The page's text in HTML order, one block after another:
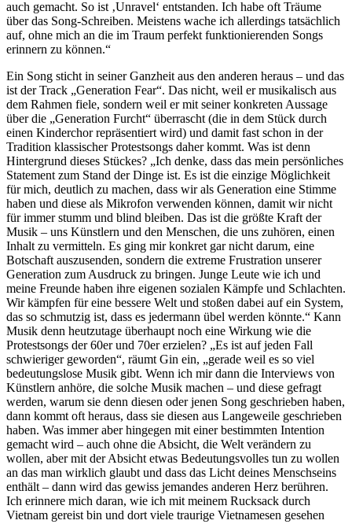
auch gemacht. So ist ‚Unravel‘ entstanden. Ich habe oft Träume
über das Song-Schreiben. Meistens wache ich allerdings tatsächlich
auf, ohne mich an die im Traum perfekt funktionierenden Songs
erinnern zu können.“
Ein Song sticht in seiner Ganzheit aus den anderen heraus – und das
ist der Track „Generation Fear“. Das nicht, weil er musikalisch aus
dem Rahmen fiele, sondern weil er mit seiner konkreten Aussage
über die „Generation Furcht“ überrascht (die in dem Stück durch
einen Kinderchor repräsentiert wird) und damit fast schon in der
Tradition klassischer Protestsongs daher kommt. Was ist denn
Hintergrund dieses Stückes? „Ich denke, dass das mein persönliches
Statement zum Stand der Dinge ist. Es ist die einzige Möglichkeit
für mich, deutlich zu machen, dass wir als Generation eine Stimme
haben und diese als Mikrofon verwenden können, damit wir nicht
für immer stumm und blind bleiben. Das ist die größte Kraft der
Musik – uns Künstlern und den Menschen, die uns zuhören, einen
Inhalt zu vermitteln. Es ging mir konkret gar nicht darum, eine
Botschaft auszusenden, sondern die extreme Frustration unserer
Generation zum Ausdruck zu bringen. Junge Leute wie ich und
meine Freunde haben ihre eigenen sozialen Kämpfe und Schlachten.
Wir kämpfen für eine bessere Welt und stoßen dabei auf ein System,
das so schmutzig ist, dass es jedermann übel werden könnte.“ Kann
Musik denn heutzutage überhaupt noch eine Wirkung wie die
Protestsongs der 60er und 70er erzielen? „Es ist auf jeden Fall
schwieriger geworden“, räumt Gin ein, „gerade weil es so viel
bedeutungslose Musik gibt. Wenn ich mir dann die Interviews von
Künstlern anhöre, die solche Musik machen – und diese gefragt
werden, warum sie denn diesen oder jenen Song geschrieben haben,
dann kommt oft heraus, dass sie diesen aus Langeweile geschrieben
haben. Was immer aber hingegen mit einer bestimmten Intention
gemacht wird – auch ohne die Absicht, die Welt verändern zu
wollen, aber mit der Absicht etwas Bedeutungsvolles tun zu wollen
an das man wirklich glaubt und dass das Licht deines Menschseins
enthält – dann wird das gewiss jemandes anderen Herz berühren.
Ich erinnere mich daran, wie ich mit meinem Rucksack durch
Vietnam gereist bin und dort viele traurige Vietnamesen gesehen